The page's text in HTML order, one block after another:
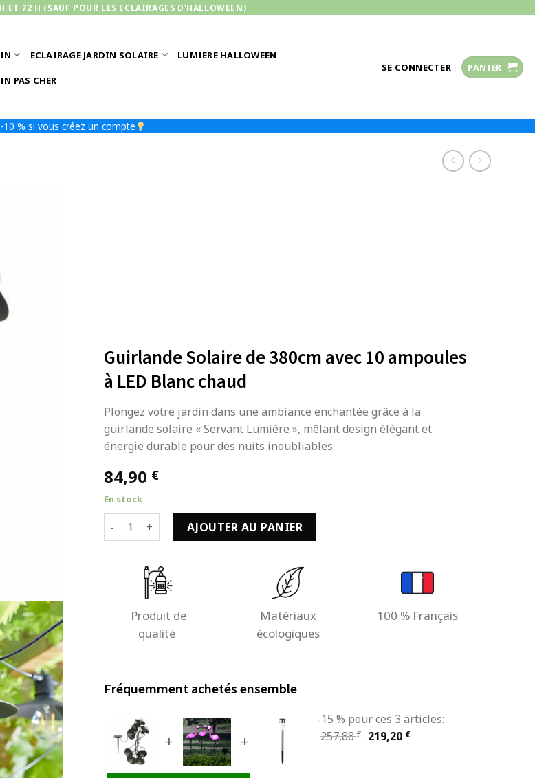
ET 72 H (SAUF POUR LES ECLAIRAGES D'HALLOWEEN)
ECLAIRAGE JARDIN SOLAIRE LUMIERE HALLOWEEN
PAS CHER
SE CONNECTER PANIER
-10 % si vous créez un compte
Guirlande Solaire de 380cm avec 10 ampoules
à LED Blanc chaud
Plongez votre jardin dans une ambiance enchantée grâce à la
guirlande solaire « Servant Lumière », mêlant design élégant et
énergie durable pour des nuits inoubliables.
84,90 €
En stock
quantité de Guirlande Solaire de 380cm avec 10 ampoules à LED Blanc chaud
AJOUTER AU PANIER
Produit de
qualité
Matériaux
écologiques
100 % Français
Fréquemment achetés ensemble
+ +
-15 % pour ces 3 articles:
257,88€
Le
219,20 €Le